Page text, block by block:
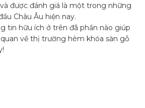
được đánh giá là một trong những
Châu Âu hiện nay.
tin hữu ích ở trên đã phần nào giúp
về thị trường hèm khóa sàn gỗ